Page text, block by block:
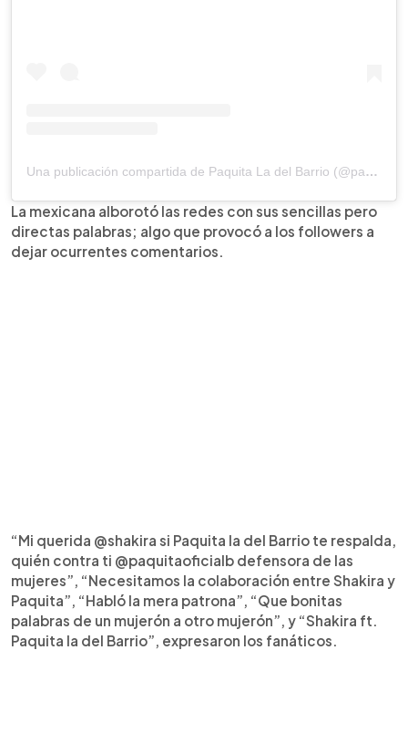
Una publicación compartida de Paquita La del Barrio (@paquitaoficialb)
La mexicana alborotó las redes con sus sencillas pero
directas palabras; algo que provocó a los followers a
dejar ocurrentes comentarios.
“Mi querida @shakira si Paquita la del Barrio te respalda,
quién contra ti @paquitaoficialb defensora de las
mujeres”, “Necesitamos la colaboración entre Shakira y
Paquita”, “Habló la mera patrona”, “Que bonitas
palabras de un mujerón a otro mujerón”, y “Shakira ft.
Paquita la del Barrio”, expresaron los fanáticos.